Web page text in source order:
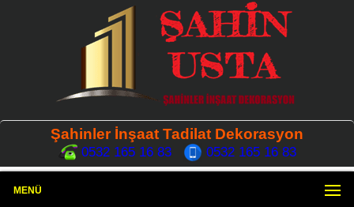
Şahinler İnşaat Tadilat Dekorasyon
0532 165 16 83 0532 165 16 83
MENÜ